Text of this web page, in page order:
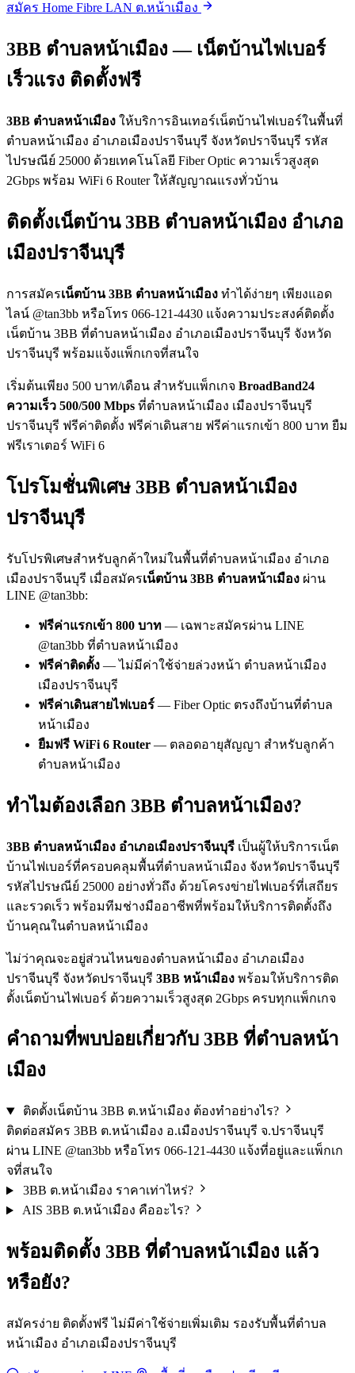
สมัคร Home Fibre LAN ต.หน้าเมือง
3BB ตำบลหน้าเมือง — เน็ตบ้านไฟเบอร์
เร็วแรง ติดตั้งฟรี
3BB ตำบลหน้าเมือง ให้บริการอินเทอร์เน็ตบ้านไฟเบอร์ในพื้นที่
ตำบลหน้าเมือง อำเภอเมืองปราจีนบุรี จังหวัดปราจีนบุรี รหัส
ไปรษณีย์ 25000 ด้วยเทคโนโลยี Fiber Optic ความเร็วสูงสุด
2Gbps พร้อม WiFi 6 Router ให้สัญญาณแรงทั่วบ้าน
ติดตั้งเน็ตบ้าน 3BB ตำบลหน้าเมือง อำเภอ
เมืองปราจีนบุรี
การสมัครเน็ตบ้าน 3BB ตำบลหน้าเมือง ทำได้ง่ายๆ เพียงแอด
ไลน์ @tan3bb หรือโทร 066-121-4430 แจ้งความประสงค์ติดตั้ง
เน็ตบ้าน 3BB ที่ตำบลหน้าเมือง อำเภอเมืองปราจีนบุรี จังหวัด
ปราจีนบุรี พร้อมแจ้งแพ็กเกจที่สนใจ
เริ่มต้นเพียง 500 บาท/เดือน สำหรับแพ็กเกจ BroadBand24
ความเร็ว 500/500 Mbps ที่ตำบลหน้าเมือง เมืองปราจีนบุรี
ปราจีนบุรี ฟรีค่าติดตั้ง ฟรีค่าเดินสาย ฟรีค่าแรกเข้า 800 บาท ยืม
ฟรีเราเตอร์ WiFi 6
โปรโมชั่นพิเศษ 3BB ตำบลหน้าเมือง
ปราจีนบุรี
รับโปรพิเศษสำหรับลูกค้าใหม่ในพื้นที่ตำบลหน้าเมือง อำเภอ
เมืองปราจีนบุรี เมื่อสมัครเน็ตบ้าน 3BB ตำบลหน้าเมือง ผ่าน
LINE @tan3bb:
ฟรีค่าแรกเข้า 800 บาท — เฉพาะสมัครผ่าน LINE
@tan3bb ที่ตำบลหน้าเมือง
ฟรีค่าติดตั้ง — ไม่มีค่าใช้จ่ายล่วงหน้า ตำบลหน้าเมือง
เมืองปราจีนบุรี
ฟรีค่าเดินสายไฟเบอร์ — Fiber Optic ตรงถึงบ้านที่ตำบล
หน้าเมือง
ยืมฟรี WiFi 6 Router — ตลอดอายุสัญญา สำหรับลูกค้า
ตำบลหน้าเมือง
ทำไมต้องเลือก 3BB ตำบลหน้าเมือง?
3BB ตำบลหน้าเมือง อำเภอเมืองปราจีนบุรี เป็นผู้ให้บริการเน็ต
บ้านไฟเบอร์ที่ครอบคลุมพื้นที่ตำบลหน้าเมือง จังหวัดปราจีนบุรี
รหัสไปรษณีย์ 25000 อย่างทั่วถึง ด้วยโครงข่ายไฟเบอร์ที่เสถียร
และรวดเร็ว พร้อมทีมช่างมืออาชีพที่พร้อมให้บริการติดตั้งถึง
บ้านคุณในตำบลหน้าเมือง
ไม่ว่าคุณจะอยู่ส่วนไหนของตำบลหน้าเมือง อำเภอเมือง
ปราจีนบุรี จังหวัดปราจีนบุรี 3BB หน้าเมือง พร้อมให้บริการติด
ตั้งเน็ตบ้านไฟเบอร์ ด้วยความเร็วสูงสุด 2Gbps ครบทุกแพ็กเกจ
คำถามที่พบบ่อยเกี่ยวกับ 3BB ที่ตำบลหน้า
เมือง
ติดตั้งเน็ตบ้าน 3BB ต.หน้าเมือง ต้องทำอย่างไร?
ติดต่อสมัคร 3BB ต.หน้าเมือง อ.เมืองปราจีนบุรี จ.ปราจีนบุรี
ผ่าน LINE @tan3bb หรือโทร 066-121-4430 แจ้งที่อยู่และแพ็กเก
จที่สนใจ
3BB ต.หน้าเมือง ราคาเท่าไหร่?
AIS 3BB ต.หน้าเมือง คืออะไร?
พร้อมติดตั้ง 3BB ที่ตำบลหน้าเมือง แล้ว
หรือยัง?
สมัครง่าย ติดตั้งฟรี ไม่มีค่าใช้จ่ายเพิ่มเติม รองรับพื้นที่ตำบล
หน้าเมือง อำเภอเมืองปราจีนบุรี